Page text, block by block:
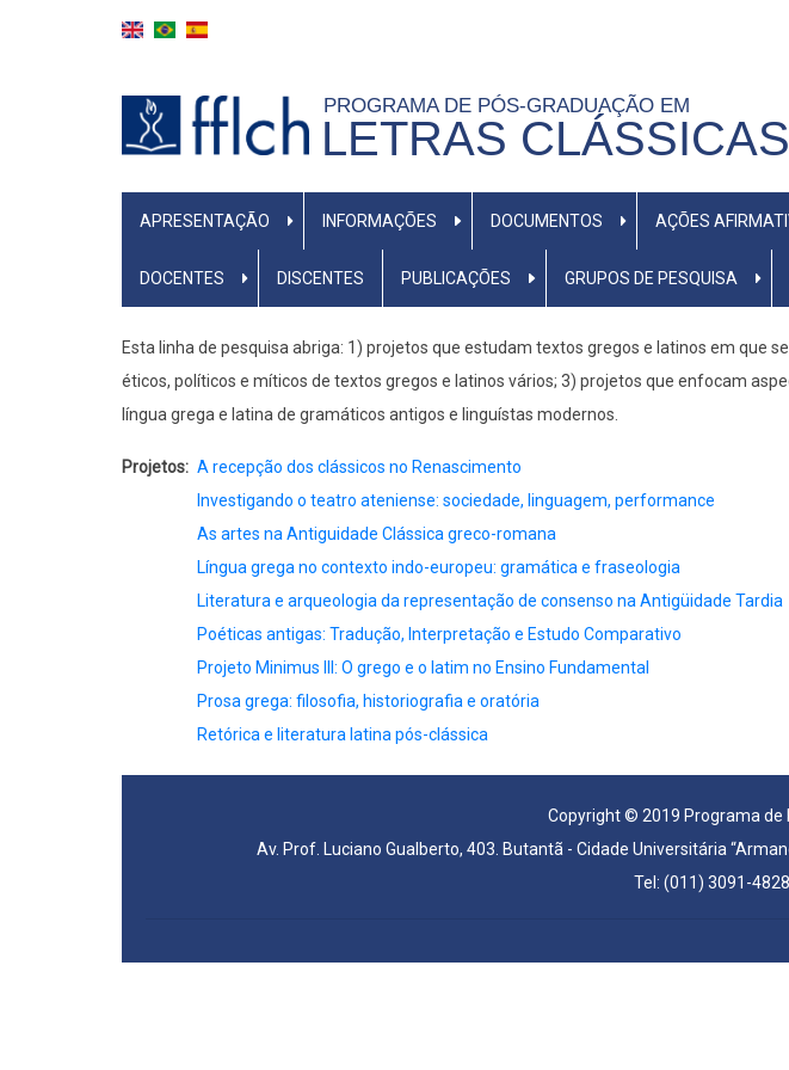
PROGRAMA DE PÓS-GRADUAÇÃO EM
LETRAS CLÁSSICAS
NAVEGAÇÃO
(PORTUGUÊS)
APRESENTAÇÃO INFORMAÇÕES DOCUMENTOS AÇÕES
DOCENTES DISCENTES PUBLICAÇÕES GRUPOS DE PESQUISA
Esta linha de pesquisa abriga: 1) projetos que estudam textos gregos e latinos em que
éticos, políticos e míticos de textos gregos e latinos vários; 3) projetos que enfocam
língua grega e latina de gramáticos antigos e linguístas modernos.
Projetos
A recepção dos clássicos no Renascimento
Investigando o teatro ateniense: sociedade, linguagem, performance
As artes na Antiguidade Clássica greco-romana
Língua grega no contexto indo-europeu: gramática e fraseologia
Literatura e arqueologia da representação de consenso na Antigüidade Tardia
Poéticas antigas: Tradução, Interpretação e Estudo Comparativo
Projeto Minimus III: O grego e o latim no Ensino Fundamental
Prosa grega: filosofia, historiografia e oratória
Retórica e literatura latina pós-clássica
Copyright © 2019 Programa de
Av. Prof. Luciano Gualberto, 403. Butantã - Cidade Universitária
Tel: (011) 3091-